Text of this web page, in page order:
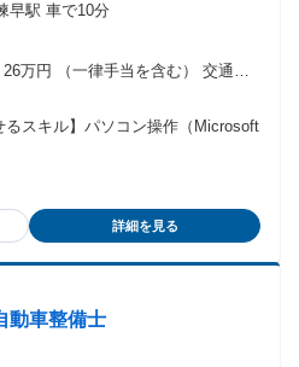
早駅 車で10分
円 （一律手当を含む） 交通
スキル】パソコン操作（Microsoft
詳細を見る
動車整備士